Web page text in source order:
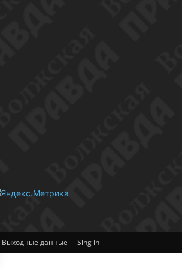
Выходные данные Sing in